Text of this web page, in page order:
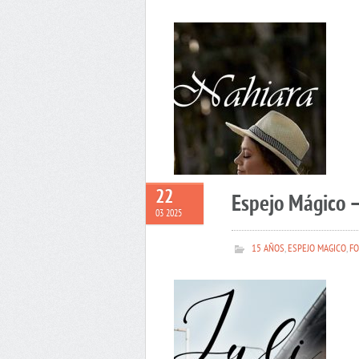
22
03 2025 Espejo Mágico
15 AÑOS,ESPEJO MAGICO,